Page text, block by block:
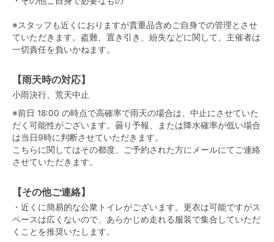
※スタッフも近くにおりますが貴重品含めご自身での管理とさせ
ていただきます。盗難、置き引き、紛失などに関して、主催者は
一切責任を負いかねます。
【雨天時の対応】
小雨決行、荒天中止
※前日 18:00 の時点で高確率で雨天の場合は、中止にさせていた
だく可能性がございます。曇り予報、または降水確率が低い場合
は当日9時に判断させていただきます。
こちらに関してはその都度、ご予約された方にメールにてご連絡
させていただきます。
【その他ご連絡】
・近くに簡易的な公衆トイレがございます。更衣は可能ですがス
ペースは広くないので、あらかじめ走れる服装で集合していただ
くことを推奨いたします。